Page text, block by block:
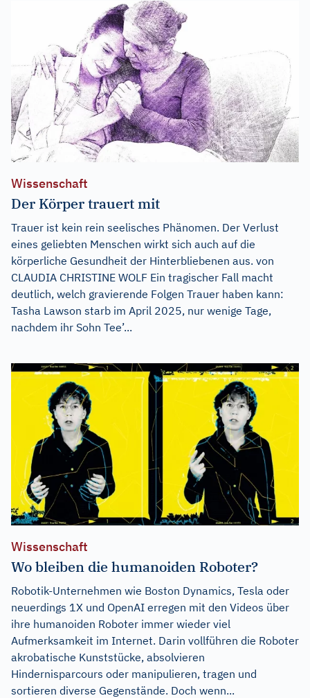
Wissenschaft
Der Körper trauert mit
Trauer ist kein rein seelisches Phänomen. Der Verlust
eines geliebten Menschen wirkt sich auch auf die
körperliche Gesundheit der Hinterbliebenen aus. von
CLAUDIA CHRISTINE WOLF Ein tragischer Fall macht
deutlich, welch gravierende Folgen Trauer haben kann:
Tasha Lawson starb im April 2025, nur wenige Tage,
nachdem ihr Sohn Tee’...
Wissenschaft
Wo bleiben die humanoiden Roboter?
Robotik-Unternehmen wie Boston Dynamics, Tesla oder
neuerdings 1X und OpenAI erregen mit den Videos über
ihre humanoiden Roboter immer wieder viel
Aufmerksamkeit im Internet. Darin vollführen die Roboter
akrobatische Kunststücke, absolvieren
Hindernisparcours oder manipulieren, tragen und
sortieren diverse Gegenstände. Doch wenn...